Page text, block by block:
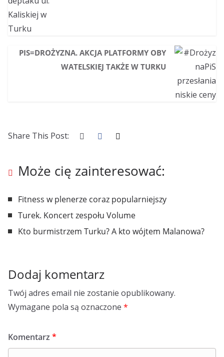
PIS=DROŻYZNA. AKCJA PLATFORMY OBY
WATELSKIEJ TAKŻE W TURKU
Share This Post:
Może cię zainteresować:
Fitness w plenerze coraz popularniejszy
Turek. Koncert zespołu Volume
Kto burmistrzem Turku? A kto wójtem Malanowa?
Dodaj komentarz
Twój adres email nie zostanie opublikowany.
Wymagane pola są oznaczone *
Komentarz *